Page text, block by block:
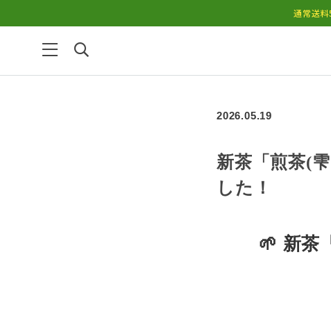
通常送
2026.05.19
新茶「煎茶(
した！
🌱 新茶